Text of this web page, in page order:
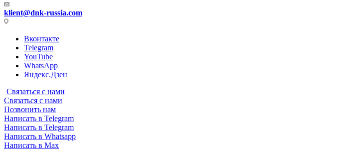
klient@dnk-russia.com
Вконтакте
Telegram
YouTube
WhatsApp
Яндекс.Дзен
Связаться с нами
Связаться с нами
Позвонить нам
Написать в Telegram
Написать в Telegram
Написать в Whatsapp
Написать в Max